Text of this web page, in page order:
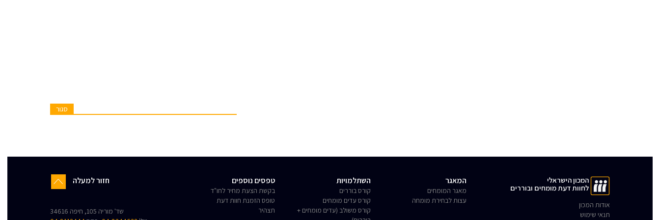
סגור
המכון הישראלי
לחוות דעת מומחים ובוררים
אודות המכון
תנאי שימוש
המאגר
מאגר המומחים
עצות לבחירת מומחה
השתלמויות
קורס בוררים
קורס עדים מומחים
קורס משולב (עדים מומחים +
טפסים נוספים
בקשת הצעת מחיר לחו"ד
טופס הזמנת חוות דעת
תצהיר
חזור למעלה
שד' מוריה 105, חיפה 34616